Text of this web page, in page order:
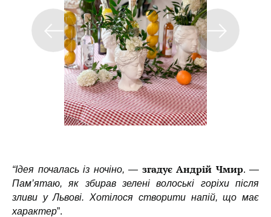
“Ідея почалась із ночіно, — згадує Андрій Чмир. —
Пам’ятаю, як збирав зелені волоські горіхи після
зливи у Львові. Хотілося створити напій, що має
характер”.